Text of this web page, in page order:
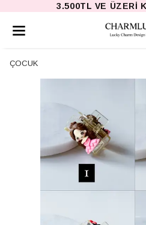
3.500TL VE ÜZERI
ÇOCUK